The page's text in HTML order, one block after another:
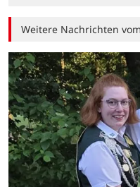
Weitere Nachrichten vom